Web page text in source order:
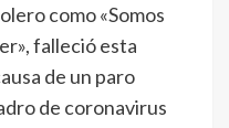
como «Somos
falleció esta
de un paro
de coronavirus